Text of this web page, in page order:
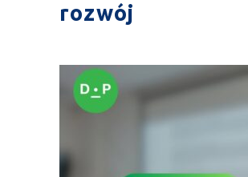
rozwój